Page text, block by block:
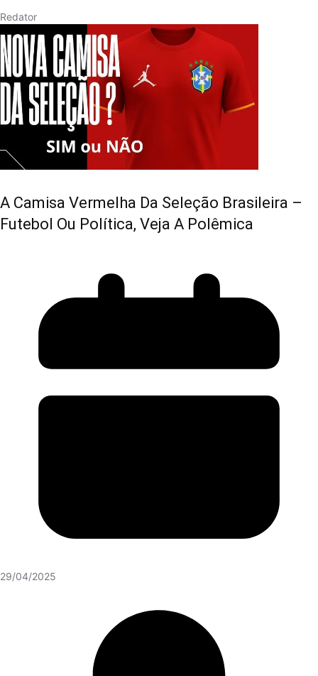
Redator
A Camisa Vermelha Da Seleção Brasileira –
Futebol Ou Política, Veja A Polêmica
29/04/2025